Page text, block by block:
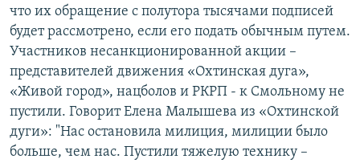
Все сайты РСЕ/РС
что их обращение с полутора тысячами подписей
будет рассмотрено, если его подать обычным путем.
Участников несанкционированной акции –
представителей движения «Охтинская дуга»,
«Живой город», нацболов и РКРП - к Смольному не
пустили. Говорит Елена Малышева из «Охтинской
дуги»: "Нас остановила милиция, милиции было
больше, чем нас. Пустили тяжелую технику –